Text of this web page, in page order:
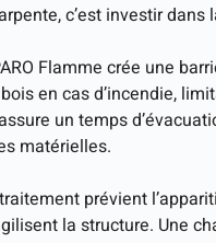
c’est investir
Flamme crée une
en cas d’incendie,
un temps
matérielles.
prévient
la structure. Une